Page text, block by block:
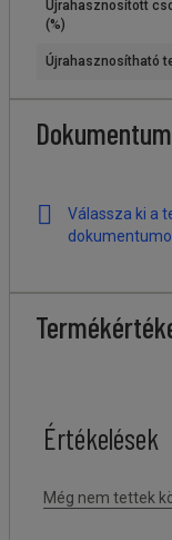
Újrahasznosított
(%)
Újrahasznosítható
Válassza ki a